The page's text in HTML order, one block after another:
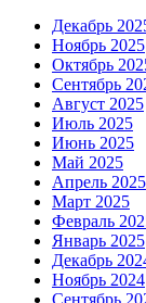
Декабрь
Ноябрь 2025
Октябрь
Сентябрь
Август 2025
Июль 2025
Июнь 2025
Май 2025
Апрель 2025
Март 2025
Февраль
Январь 2025
Декабрь
Ноябрь 2024